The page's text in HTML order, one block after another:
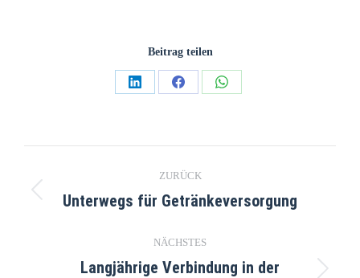
Beitrag teilen
ZURÜCK
Unterwegs für Getränkeversorgung
NÄCHSTES
Langjährige Verbindung in der